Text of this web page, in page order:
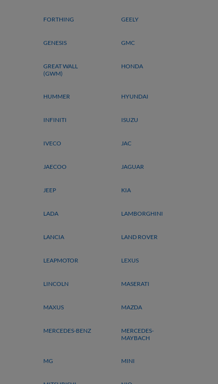
FORTHING GEELY
GENESIS GMC
GREAT WALL
(GWM)
HONDA
HUMMER HYUNDAI
INFINITI ISUZU
IVECO JAC
JAECOO JAGUAR
JEEP KIA
LADA LAMBORGHINI
LANCIA LAND ROVER
LEAPMOTOR LEXUS
LINCOLN MASERATI
MAXUS MAZDA
MERCEDES-BENZ
MERCEDES-
MAYBACH
MG MINI